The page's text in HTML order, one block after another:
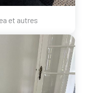
et autres